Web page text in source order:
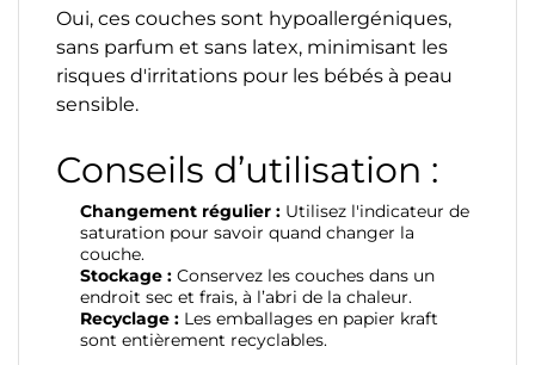
Oui, ces couches sont hypoallergéniques,
sans parfum et sans latex, minimisant les
risques d'irritations pour les bébés à peau
sensible.
Conseils d’utilisation :
Changement régulier : Utilisez l'indicateur de
saturation pour savoir quand changer la
couche.
Stockage : Conservez les couches dans un
endroit sec et frais, à l’abri de la chaleur.
Recyclage : Les emballages en papier kraft
sont entièrement recyclables.